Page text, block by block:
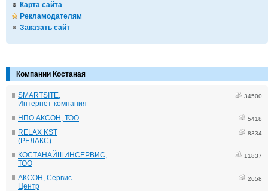
Карта сайта
Рекламодателям
Заказать сайт
Компании Костаная
SMARTSITE,
Интернет-компания
34500
НПО АКСОН, ТОО 5418
RELAX KST
(РЕЛАКС)
8334
КОСТАНАЙШИНСЕРВИС,
ТОО
11837
АКСОН, Сервис
Центр
2658